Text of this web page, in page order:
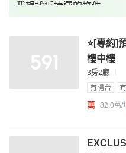
我想找近捷運的物件
我想找配備瓦斯爐的物件
我想找廁所開窗的物件
我想找具垃圾處理的物件
⭐[專約]
樓中樓
3房2廳
有陽台
萬 82.0萬/